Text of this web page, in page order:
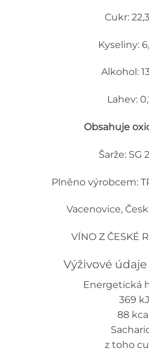
Cukr:
Kyseliny:
Alkohol:
Lahev:
Obsahuje
Šarže: SG
Plněno výrobcem:
Vacenovice,
VÍNO Z ČESKÉ
Výživové
Energetická
369 kJ
88
z toho